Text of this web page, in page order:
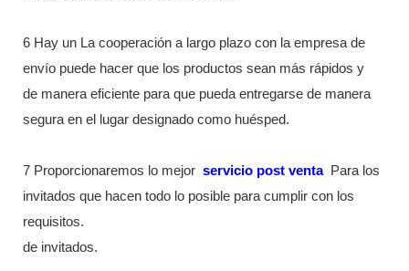
6 Hay un La cooperación a largo plazo con la empresa de
envío puede hacer que los productos sean más rápidos y
de manera eficiente para que pueda entregarse de manera
segura en el lugar designado como huésped.
7 Proporcionaremos lo mejor servicio post venta Para los
invitados que hacen todo lo posible para cumplir con los
requisitos.
de invitados.